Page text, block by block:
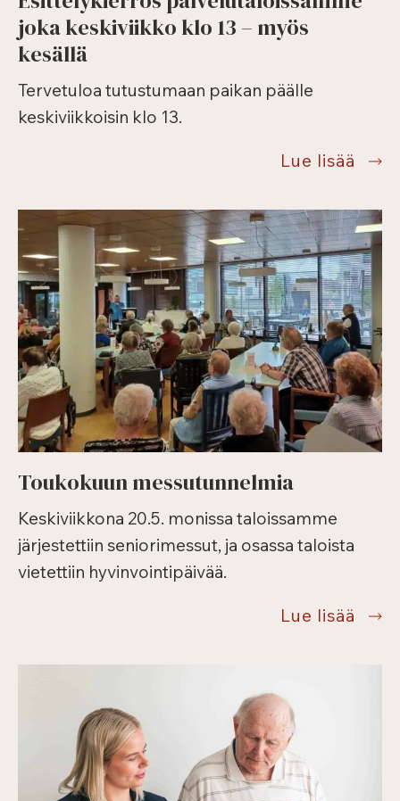
joka keskiviikko klo 13 – myös
kesällä
Tervetuloa tutustumaan paikan päälle
keskiviikkoisin klo 13.
Lue lisää
joka
klo
13
–
Toukokuun messutunnelmia
Keskiviikkona 20.5. monissa taloissamme
järjestettiin seniorimessut, ja osassa taloista
vietettiin hyvinvointipäivää.
Lue lisää